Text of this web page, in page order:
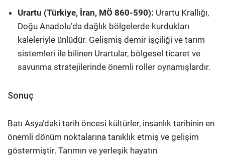
Urartu (Türkiye, İran, MÖ 860-590): Urartu Krallığı,
Doğu Anadolu’da dağlık bölgelerde kurdukları
kaleleriyle ünlüdür. Gelişmiş demir işçiliği ve tarım
sistemleri ile bilinen Urartular, bölgesel ticaret ve
savunma stratejilerinde önemli roller oynamışlardır.
Sonuç
Batı Asya’daki tarih öncesi kültürler, insanlık tarihinin en
önemli dönüm noktalarına tanıklık etmiş ve gelişim
göstermiştir. Tarımın ve yerleşik hayatın